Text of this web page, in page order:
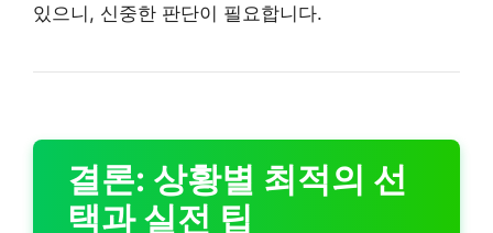
있으니, 신중한 판단이 필요합니다.
결론: 상황별 최적의 선
택과 실전 팁